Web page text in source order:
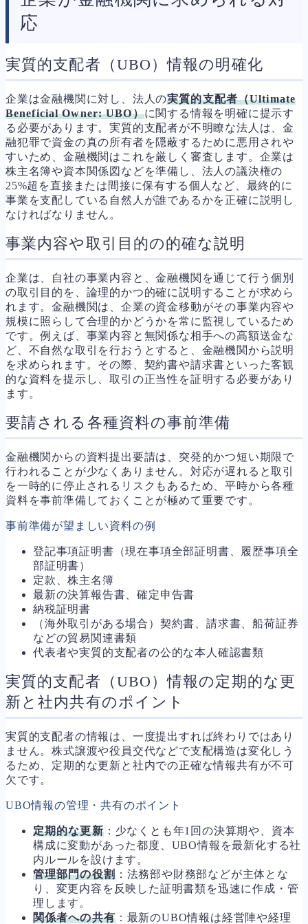
応
実質的支配者（UBO）情報の明確化
企業は金融機関に対し、法人の実質的支配者（Ultimate
Beneficial Owner: UBO）に関する情報を明確に提示す
る必要があります。実質的支配者が不明瞭な法人は、金
融犯罪で資金の真の所有者を隠蔽するために悪用されや
すいため、金融機関はこれを厳しく審査します。企業は
株主名簿や資本関係図などを準備し、法人の議決権の
25%超を直接または間接に保有する個人など、最終的に
事業を支配している自然人が誰であるかを正確に説明し
なければなりません。
事業内容や取引目的の的確な説明
企業は、自社の事業内容と、金融機関を通じて行う個別
の取引目的を、論理的かつ的確に説明することが求めら
れます。金融機関は、企業の資金移動がその事業内容や
規模に照らして合理的かどうかを常に監視しているため
です。例えば、事業内容と無関係な相手への高額送金な
ど、不自然な取引を行おうとすると、金融機関から説明
を求められます。その際、契約書や請求書といった客観
的な資料を提示し、取引の正当性を証明する必要があり
ます。
要請される各種資料の事前準備
金融機関からの資料提出要請は、突発的かつ短い期限で
行われることが少なくありません。対応が遅れると取引
を一時的に停止されるリスクもあるため、平時から各種
資料を事前準備しておくことが極めて重要です。
事前準備が望ましい資料の例
登記事項証明書（現在事項全部証明書、履歴事項全
部証明書）
定款、株主名簿
最新の決算報告書、確定申告書
納税証明書
（海外取引がある場合）契約書、請求書、船荷証券
などの貿易関連書類
代表者や実質的支配者の公的な本人確認書類
実質的支配者（UBO）情報の定期的な更
新と社内共有のポイント
実質的支配者の情報は、一度提出すれば終わりではあり
ません。株式譲渡や役員交代などで支配構造は変化しう
るため、定期的な更新と社内での正確な情報共有が不可
欠です。
UBO情報の管理・共有のポイント
定期的な更新：少なくとも年1回の決算期や、資本
構成に変動があった都度、UBO情報を最新化する社
内ルールを設けます。
管理部門の役割：法務部や財務部などが主体とな
り、変更内容を反映した証明書類を迅速に作成・管
理します。
関係者への共有：最新のUBO情報は経営陣や経理